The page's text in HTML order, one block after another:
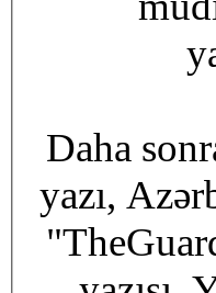
Daha
yazı,